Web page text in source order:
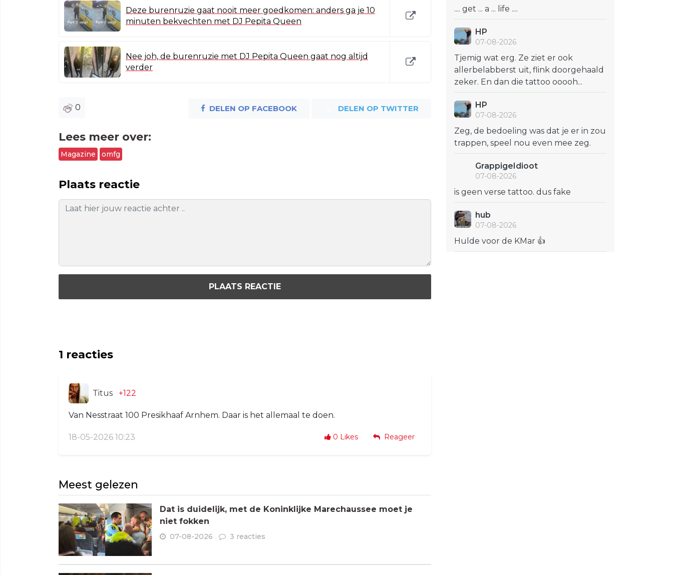
Deze burenruzie gaat nooit meer goedkomen: anders ga je 10
minuten bekvechten met DJ Pepita Queen
Nee joh, de burenruzie met DJ Pepita Queen gaat nog altijd
verder
0 DELEN OP FACEBOOK DELEN OP TWITTER
Lees meer over:
Magazine omfg
Plaats reactie
PLAATS REACTIE
1 reacties
Titus +122
Van Nesstraat 100 Presikhaaf Arnhem. Daar is het allemaal te doen.
18-05-2026 10:23 0 Likes Reageer
Meest gelezen
Dat is duidelijk, met de Koninklijke Marechaussee moet je
niet fokken
07-08-2026 3 reacties
.... get ... a ... life ....
HP
07-08-2026
Tjemig wat erg. Ze ziet er ook
allerbelabberst uit, flink doorgehaald
zeker. En dan die tattoo ooooh...
HP
07-08-2026
Zeg, de bedoeling was dat je er in zou
trappen, speel nou even mee zeg.
GrappigeIdioot
07-08-2026
is geen verse tattoo. dus fake
hub
07-08-2026
Hulde voor de KMar 👍